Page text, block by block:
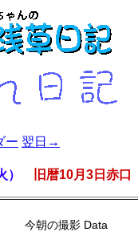
ー 翌日→
） 旧暦10月3日赤口
今朝の撮影 Data